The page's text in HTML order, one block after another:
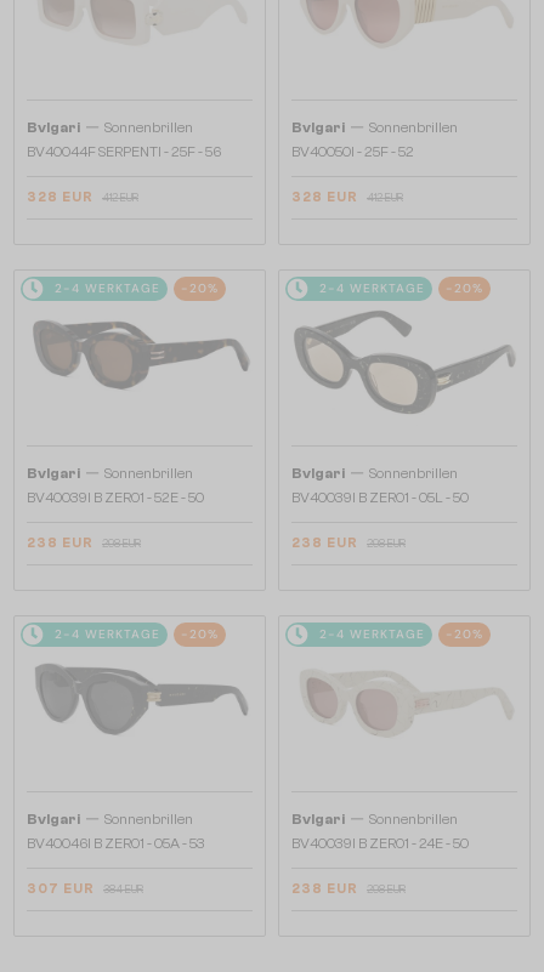
Bvlgari — Sonnenbrillen
BV40044F SERPENTI - 25F - 56
328 EUR 412 EUR
Bvlgari — Sonnenbrillen
BV40050I - 25F - 52
328 EUR 412 EUR
2-4 WERKTAGE -20%
Bvlgari — Sonnenbrillen
BV40039I B ZERO1 - 52E - 50
238 EUR 298 EUR
2-4 WERKTAGE -20%
Bvlgari — Sonnenbrillen
BV40039I B ZERO1 - 05L - 50
238 EUR 298 EUR
2-4 WERKTAGE -20%
Bvlgari — Sonnenbrillen
BV40046I B ZERO1 - 05A - 53
307 EUR 384 EUR
2-4 WERKTAGE -20%
Bvlgari — Sonnenbrillen
BV40039I B ZERO1 - 24E - 50
238 EUR 298 EUR